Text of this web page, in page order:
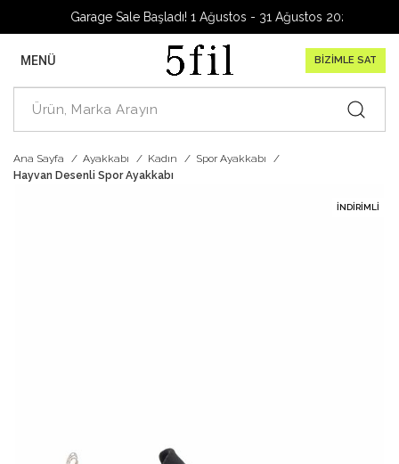
Garage Sale Başladı! 1 Ağustos - 31 Ağustos 2026
MENÜ BİZİMLE SAT
Ana Sayfa Ayakkabı Kadın
Spor Ayakkabı
Hayvan Desenli Spor Ayakkabı
İNDIRIMLI